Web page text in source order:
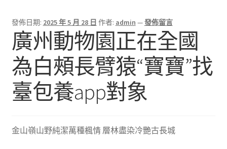
發佈日期: 2025 年 5 月 28 日 作者: admin —發佈留言
廣州動物園正在全國
為白頰長臂猿“寶寶”找
臺包養app對象
金山嶺山野純潔萬種楓情 層林盡染冷艷古長城